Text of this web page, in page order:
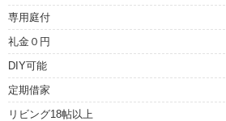
専用庭付
礼金０円
DIY可能
定期借家
リビング18帖以上